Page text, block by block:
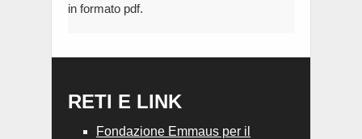
in formato pdf.
RETI E LINK
Fondazione Emmaus per il